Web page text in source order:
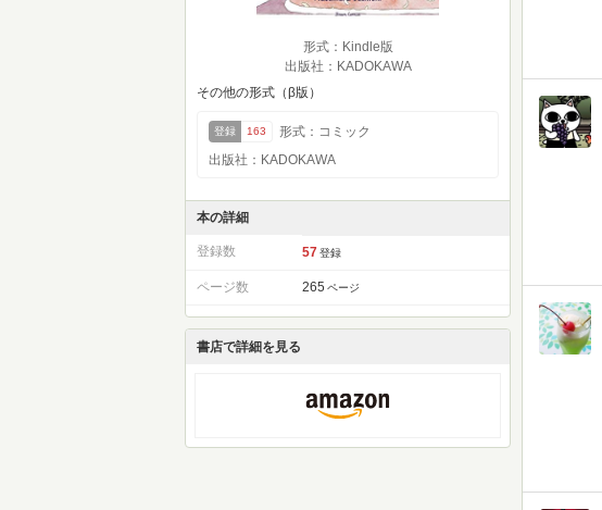
形式：Kindle版
出版社：KADOKAWA
その他の形式（β版）
登録 163
形式：コミック
出版社：KADOKAWA
本の詳細
登録数 57 登録
ページ数 265 ページ
書店で詳細を見る